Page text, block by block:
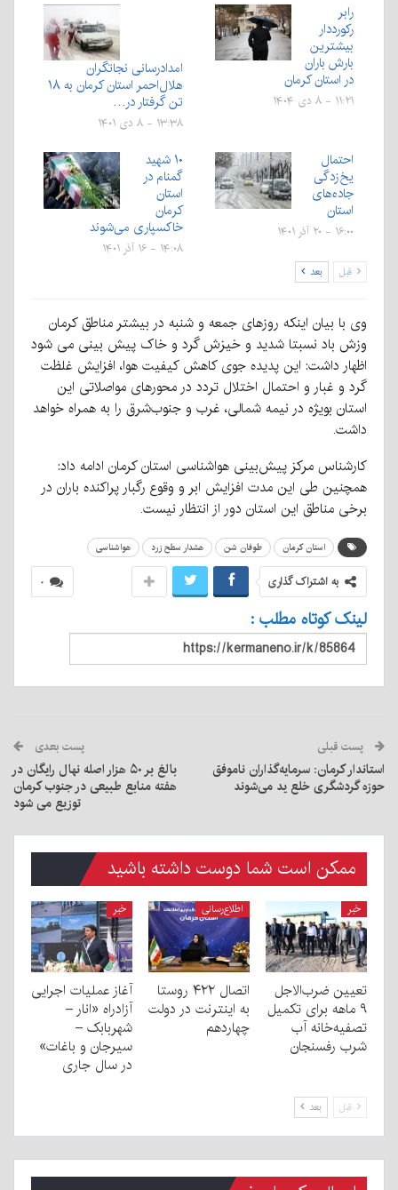
رابر
رکورددار
بیشترین
بارش باران
در استان کرمان
۱۱:۲۱ - ۸ دی ۱۴۰۴
امدادرسانی نجاتگران
هلال‌احمر استان کرمان به ۱۸
تن گرفتار در…
۱۳:۳۸ - ۸ دی ۱۴۰۱
احتمال
یخ‌زدگی
جاده‌های
استان
۱۶:۰۰ - ۲۰ آذر ۱۴۰۱
۱۰ شهید
گمنام در
استان
کرمان
خاکسپاری می‌شوند
۱۴:۰۸ - ۱۶ آذر ۱۴۰۱
قبل بعد
وی با بیان اینکه روزهای جمعه و شنبه در بیشتر مناطق کرمان
وزش باد نسبتا شدید و خیزش گرد و خاک پیش بینی می شود
اظهار داشت: این پدیده جوی کاهش کیفیت هوا، افزایش غلظت
گرد و غبار و احتمال اختلال تردد در محورهای مواصلاتی این
استان بویژه در نیمه شمالی، غرب و جنوب‌شرق را به همراه خواهد
داشت.
کارشناس مرکز پیش‌بینی هواشناسی استان کرمان ادامه داد:
همچنین طی این مدت افزایش ابر و وقوع رگبار پراکنده باران در
برخی مناطق این استان دور از انتظار نیست.
استان کرمان طوفان شن هشدار سطح زرد هواشناسی
۰ به اشتراک گذاری
لینک کوتاه مطلب :
پست قبلی
استاندار کرمان: سرمایه‌گذاران ناموفق
حوزه گردشگری خلع ید می‌شوند
پست بعدی
بالغ بر ۵۰ هزار اصله نهال رایگان در
هفته منابع طبیعی در جنوب کرمان
توزیع می شود
ممکن است شما دوست داشته باشید
خبر
تعیین ضرب‌الاجل
۹ ماهه برای تکمیل
تصفیه‌خانه آب
شرب رفسنجان
اطلاع‌رسانی
اتصال ۴۲۲ روستا
به اینترنت در دولت
چهاردهم
خبر
آغاز عملیات اجرایی
آزادراه «انار –
شهربابک –
سیرجان و باغات»
در سال جاری
قبل بعد